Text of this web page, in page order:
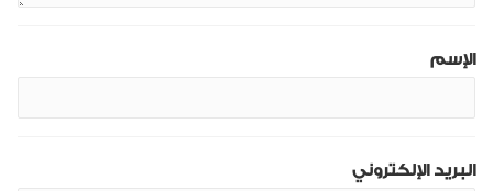
الإسم
البريد الإلكتروني